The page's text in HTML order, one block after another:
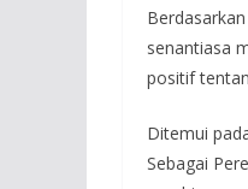
senantiasa
positif
Ditemui
Sebagai